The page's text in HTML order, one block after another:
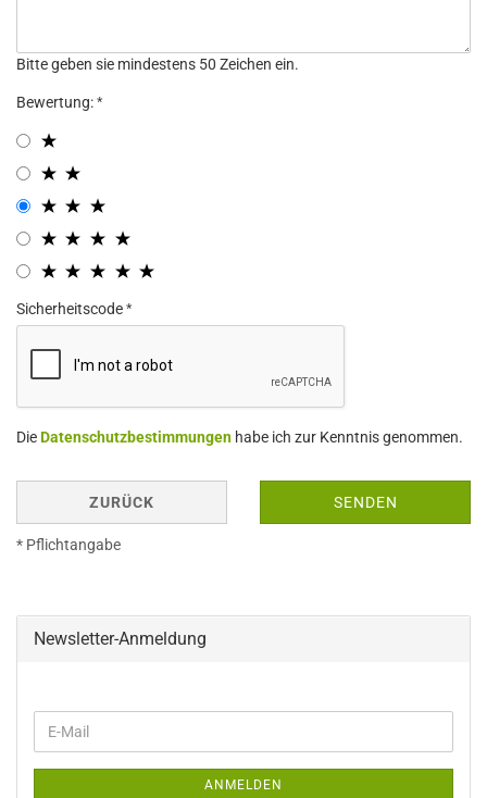
Bitte geben sie mindestens 50 Zeichen ein.
Bewertung:
Sicherheitscode
DieDatenschutzbestimmungen habe ich zur Kenntnis genommen.
ZURÜCK SENDEN
* Pflichtangabe
Newsletter-Anmeldung
ZUR
E-
Mail
ANMELDEN